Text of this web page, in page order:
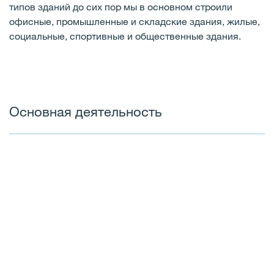
типов зданий до сих пор мы в основном строили
офисные, промышленные и складские здания, жилые,
социальные, спортивные и общественные здания.
Основная деятельность